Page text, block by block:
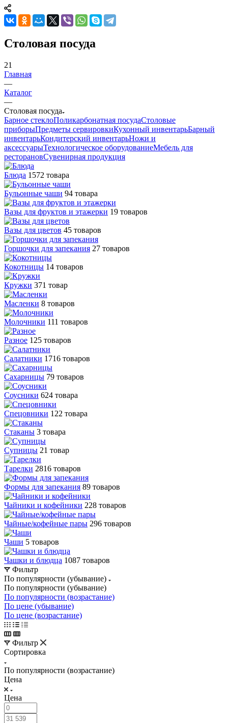
Столовая посуда
21
Главная
—
Каталог
—
Столовая посуда
Барное стеклоПоликарбонатная посудаСтоловые
приборыПредметы сервировкиКухонный инвентарьБарный
инвентарьКондитерский инвентарьНожи и
аксессуарыТехнологическое оборудованиеМебель для
ресторановСувенирная продукция
Блюда 1572 товара
Бульонные чаши 94 товара
Вазы для фруктов и этажерки 19 товаров
Вазы для цветов 45 товаров
Горшочки для запекания 27 товаров
Кокотницы 14 товаров
Кружки 371 товар
Масленки 8 товаров
Молочники 111 товаров
Разное 125 товаров
Салатники 1716 товаров
Сахарницы 79 товаров
Соусники 624 товара
Спецовники 122 товара
Стаканы 3 товара
Супницы 21 товар
Тарелки 2816 товаров
Формы для запекания 89 товаров
Чайники и кофейники 228 товаров
Чайные/кофейные пары 296 товаров
Чаши 5 товаров
Чашки и блюдца 1087 товаров
Фильтр
По популярности (убывание)
По популярности (убывание)
По популярности (возрастание)
По цене (убывание)
По цене (возрастание)
Фильтр
Сортировка
По популярности (возрастание)
Цена
Цена